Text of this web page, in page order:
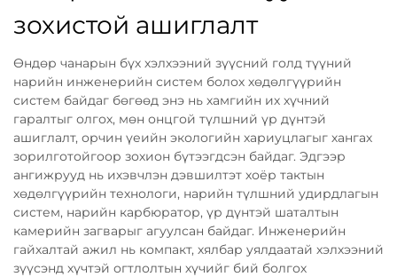
зохистой ашиглалт
Өндөр чанарын бүх хэлхээний зүүсний голд түүний
нарийн инженерийн систем болох хөдөлгүүрийн
систем байдаг бөгөөд энэ нь хамгийн их хүчний
гаралтыг олгох, мөн онцгой түлшний үр дүнтэй
ашиглалт, орчин үеийн экологийн хариуцлагыг хангах
зорилготойгоор зохион бүтээгдсэн байдаг. Эдгээр
ангижрууд нь ихэвчлэн дэвшилтэт хоёр тактын
хөдөлгүүрийн технологи, нарийн түлшний удирдлагын
систем, нарийн карбюратор, үр дүнтэй шаталтын
камерийн загварыг агуулсан байдаг. Инженерийн
гайхалтай ажил нь компакт, хялбар уялдаатай хэлхээний
зүүсэнд хүчтэй огтлолтын хүчийг бий болгох